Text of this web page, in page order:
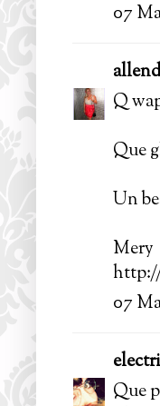
07
Q
Que
Un
Mery
07
Que